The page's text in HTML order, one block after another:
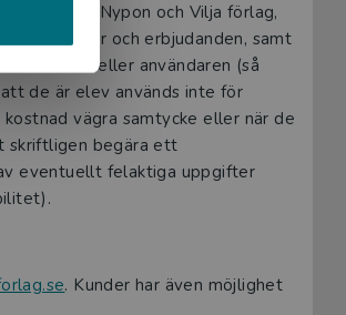
(Studora, Nypon och Vilja förlag,
annonser och erbjudanden, samt
kunden eller användaren (så
de är elev används inte för
vägra samtycke eller när de
skriftligen begära ett
eventuellt felaktiga uppgifter
. Kunder har även möjlighet